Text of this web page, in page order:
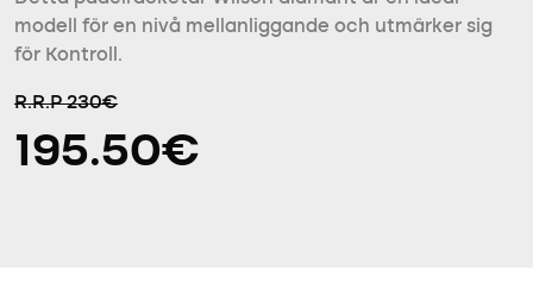
modell för en nivå mellanliggande och utmärker sig
för Kontroll.
R.R.P 230€
195.50€